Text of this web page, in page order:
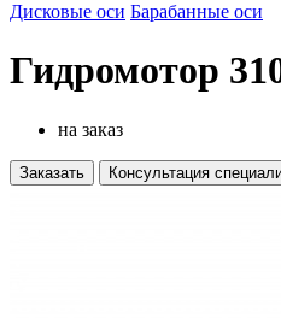
Дисковые оси Барабанные оси
Гидромотор
на заказ
Заказать Консультация